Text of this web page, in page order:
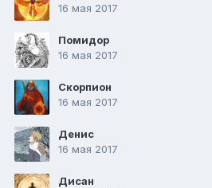
16 мая 2017
Помидор
16 мая 2017
Скорпион
16 мая 2017
Денис
16 мая 2017
Дисан